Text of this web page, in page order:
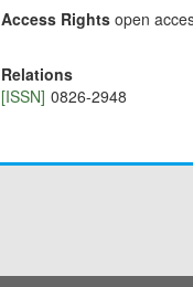
Access Rights open
Relations
[ISSN] 0826-2948